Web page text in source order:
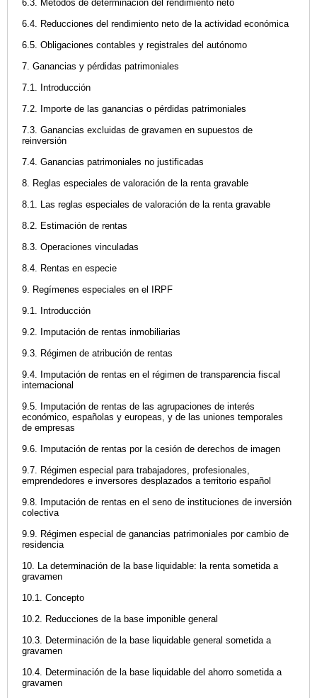
6.3. Métodos de determinación del rendimiento neto
6.4. Reducciones del rendimiento neto de la actividad económica
6.5. Obligaciones contables y registrales del autónomo
7. Ganancias y pérdidas patrimoniales
7.1. Introducción
7.2. Importe de las ganancias o pérdidas patrimoniales
7.3. Ganancias excluidas de gravamen en supuestos de
reinversión
7.4. Ganancias patrimoniales no justificadas
8. Reglas especiales de valoración de la renta gravable
8.1. Las reglas especiales de valoración de la renta gravable
8.2. Estimación de rentas
8.3. Operaciones vinculadas
8.4. Rentas en especie
9. Regímenes especiales en el IRPF
9.1. Introducción
9.2. Imputación de rentas inmobiliarias
9.3. Régimen de atribución de rentas
9.4. Imputación de rentas en el régimen de transparencia fiscal
internacional
9.5. Imputación de rentas de las agrupaciones de interés
económico, españolas y europeas, y de las uniones temporales
de empresas
9.6. Imputación de rentas por la cesión de derechos de imagen
9.7. Régimen especial para trabajadores, profesionales,
emprendedores e inversores desplazados a territorio español
9.8. Imputación de rentas en el seno de instituciones de inversión
colectiva
9.9. Régimen especial de ganancias patrimoniales por cambio de
residencia
10. La determinación de la base liquidable: la renta sometida a
gravamen
10.1. Concepto
10.2. Reducciones de la base imponible general
10.3. Determinación de la base liquidable general sometida a
gravamen
10.4. Determinación de la base liquidable del ahorro sometida a
gravamen